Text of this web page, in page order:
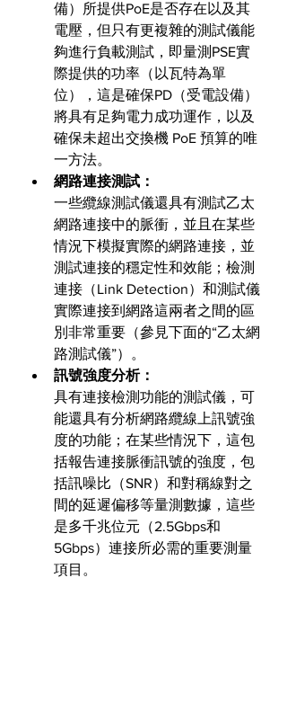
備）所提供PoE是否存在以及其
電壓，但只有更複雜的測試儀能
夠進行負載測試，即量測PSE實
際提供的功率（以瓦特為單
位），這是確保PD（受電設備）
將具有足夠電力成功運作，以及
確保未超出交換機 PoE 預算的唯
一方法。
網路連接測試：
一些纜線測試儀還具有測試乙太
網路連接中的脈衝，並且在某些
情況下模擬實際的網路連接，並
測試連接的穩定性和效能；檢測
連接（Link Detection）和測試儀
實際連接到網路這兩者之間的區
別非常重要（參見下面的“乙太網
路測試儀”）。
訊號強度分析：
具有連接檢測功能的測試儀，可
能還具有分析網路纜線上訊號強
度的功能；在某些情況下，這包
括報告連接脈衝訊號的強度，包
括訊噪比（SNR）和對稱線對之
間的延遲偏移等量測數據，這些
是多千兆位元（2.5Gbps和
5Gbps）連接所必需的重要測量
項目。